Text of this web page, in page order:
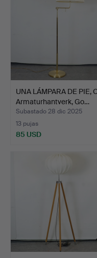
UNA LÁMPARA DE PIE,
Armaturhantverk, Go…
Subastado 28 dic 2025
13 pujas
85 USD